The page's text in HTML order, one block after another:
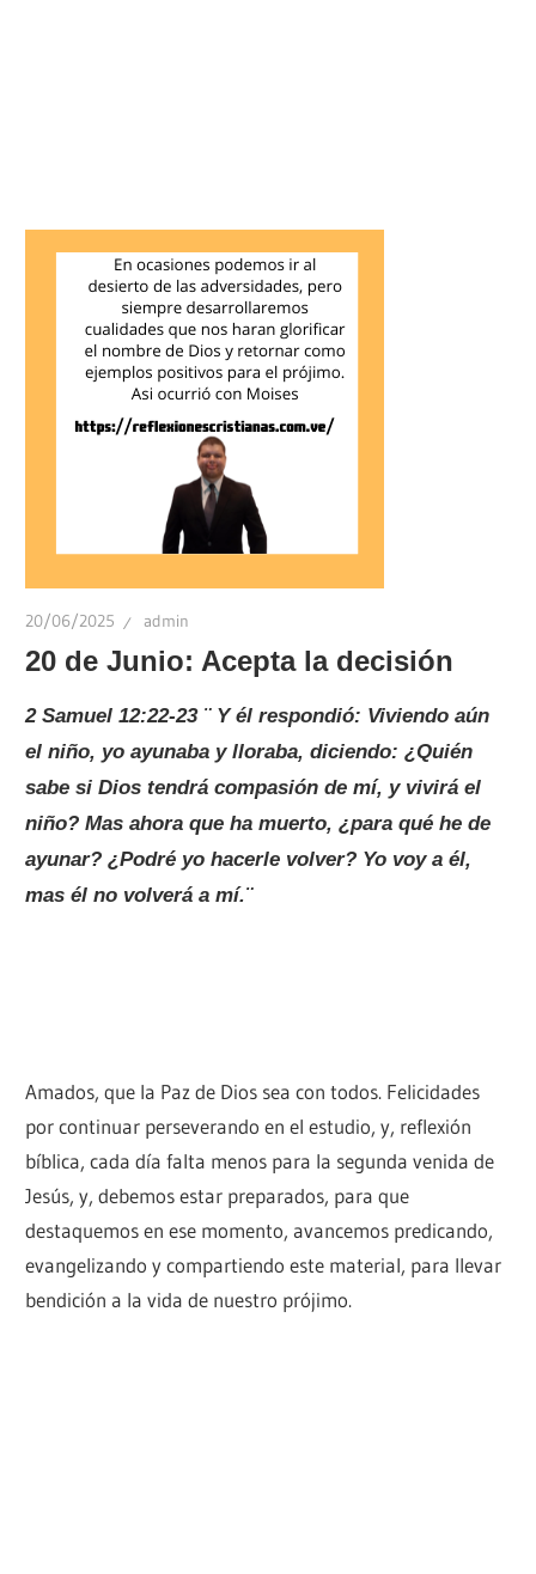
20/06/2025 admin
20 de Junio: Acepta la decisión
2 Samuel 12:22-23 ¨ Y él respondió: Viviendo aún
el niño, yo ayunaba y lloraba, diciendo: ¿Quién
sabe si Dios tendrá compasión de mí, y vivirá el
niño? Mas ahora que ha muerto, ¿para qué he de
ayunar? ¿Podré yo hacerle volver? Yo voy a él,
mas él no volverá a mí.¨
Amados, que la Paz de Dios sea con todos. Felicidades
por continuar perseverando en el estudio, y, reflexión
bíblica, cada día falta menos para la segunda venida de
Jesús, y, debemos estar preparados, para que
destaquemos en ese momento, avancemos predicando,
evangelizando y compartiendo este material, para llevar
bendición a la vida de nuestro prójimo.